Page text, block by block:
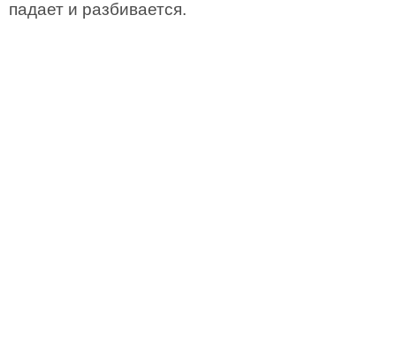
падает и разбивается.